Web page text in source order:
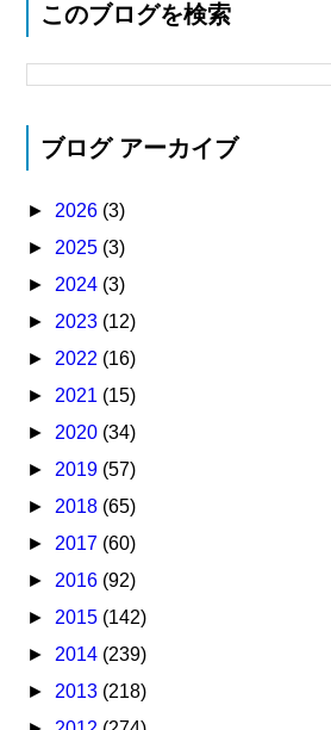
このブログを検索
ブログ アーカイブ
► 2026 (3)
► 2025 (3)
► 2024 (3)
► 2023 (12)
► 2022 (16)
► 2021 (15)
► 2020 (34)
► 2019 (57)
► 2018 (65)
► 2017 (60)
► 2016 (92)
► 2015 (142)
► 2014 (239)
► 2013 (218)